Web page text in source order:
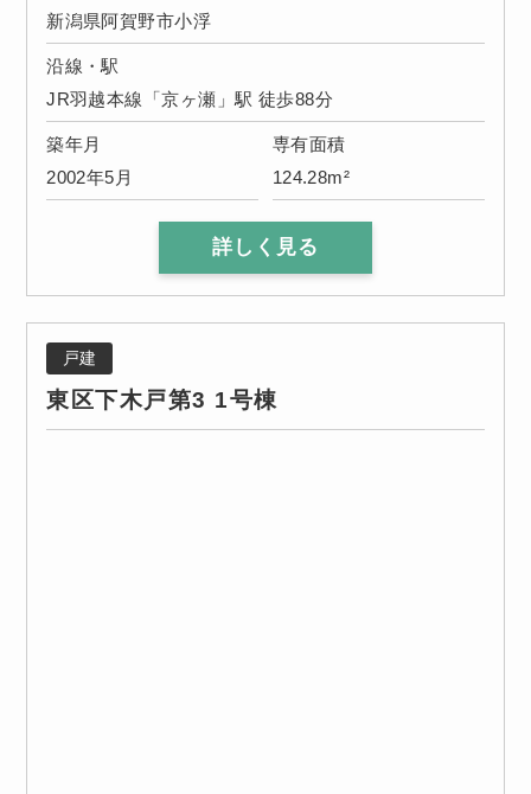
新潟県阿賀野市小浮
沿線・駅
JR羽越本線「京ヶ瀬」駅 徒歩88分
築年月
2002年5月
専有面積
124.28m²
詳しく見る
戸建
東区下木戸第3 1号棟